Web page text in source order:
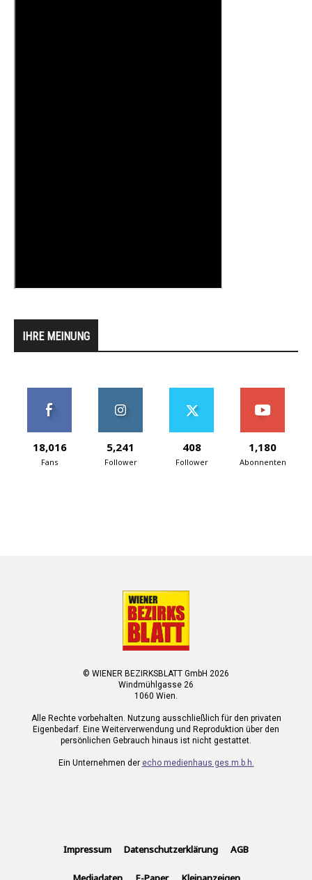
IHRE MEINUNG
18,016
Fans
5,241
Follower
408
Follower
1,180
Abonnenten
© WIENER BEZIRKSBLATT GmbH 2026
Windmühlgasse 26
1060 Wien.
Alle Rechte vorbehalten. Nutzung ausschließlich für den privaten
Eigenbedarf. Eine Weiterverwendung und Reproduktion über den
persönlichen Gebrauch hinaus ist nicht gestattet.
Ein Unternehmen der echo medienhaus ges.m.b.h.
Impressum Datenschutzerklärung AGB